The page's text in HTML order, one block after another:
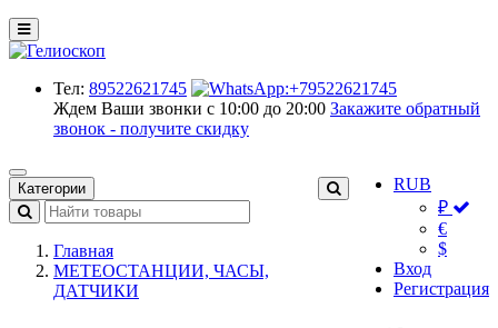
Тел: 89522621745
Ждем Ваши звонки с 10:00 до 20:00 Закажите обратный
звонок - получите скидку
RUB
₽
€
$
Вход
Регистрация
Категории
Главная
МЕТЕОСТАНЦИИ, ЧАСЫ,
ДАТЧИКИ